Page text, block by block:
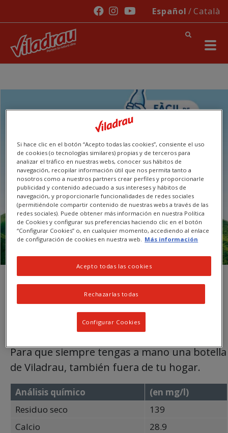
Pasar al contenido principal
Social LinksEspañol Català
Viladrau 33cl
Para que siempre tengas a mano una botella
de Viladrau, también fuera de tu hogar.
Análisis químico
(en mg/l)
Residuo seco
139
Calcio
28.9
Si hace clic en el botón “Acepto todas las cookies”, consiente el uso
de cookies (o tecnologías similares) propias y de terceros para
analizar el tráfico en nuestras webs, conocer sus hábitos de
navegación, recopilar información útil que nos permita tanto a
nosotros como a nuestros partners crear perfiles y proporcionarle
publicidad y contenido adecuado a sus intereses y hábitos de
navegación, y proporcionarle funcionalidades de redes sociales
(permitiéndole compartir contenido de nuestras webs a través de las
redes sociales). Puede obtener más información en nuestra Política
de Cookies y configurar sus preferencias haciendo clic en el botón
“Configurar Cookies” o, en cualquier momento, accediendo al enlace
de configuración de cookies en nuestra web. Más información
Rechazarlas todas
Acepto todas las cookies
Configurar Cookies